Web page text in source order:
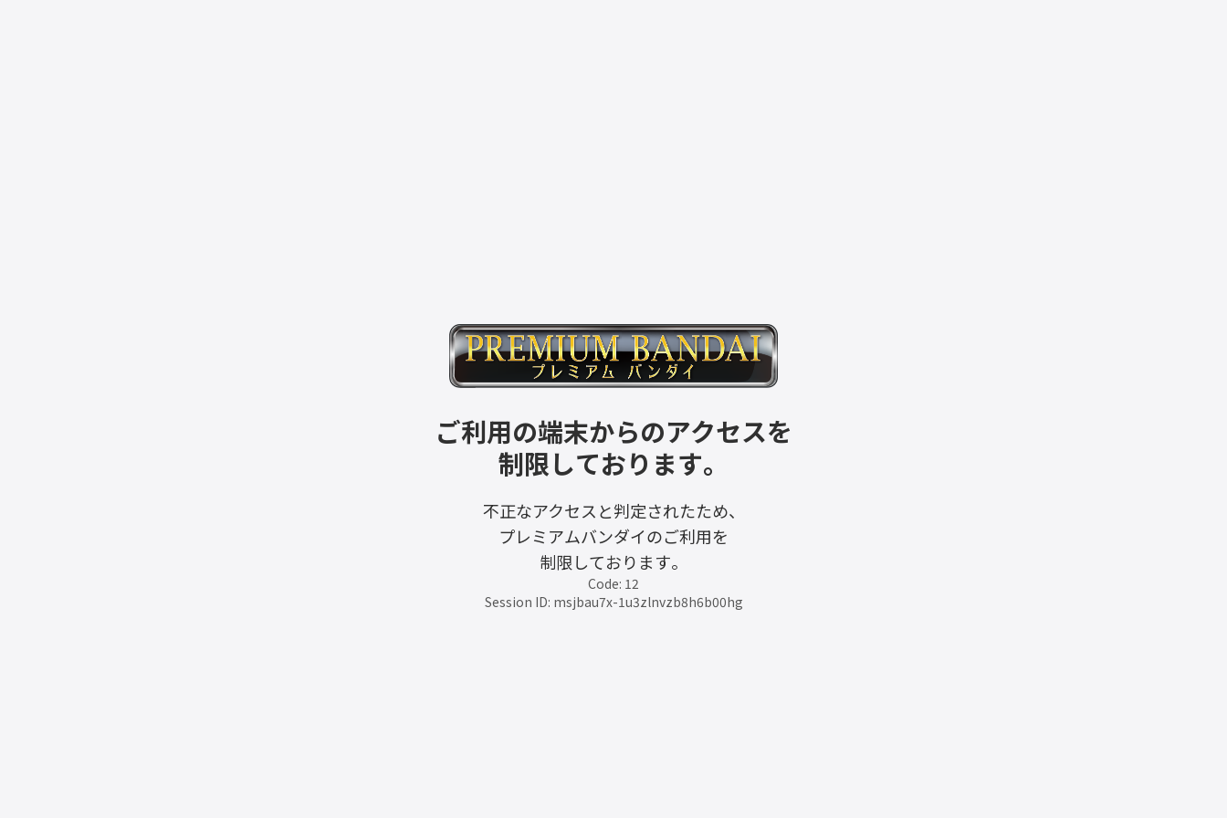
ご利用の端末からのアクセスを
制限しております。
不正なアクセスと判定されたため、
プレミアムバンダイのご利用を
制限しております。
Code: 12
Session ID: msjbau7x-1u3zlnvzb8h6b00hg